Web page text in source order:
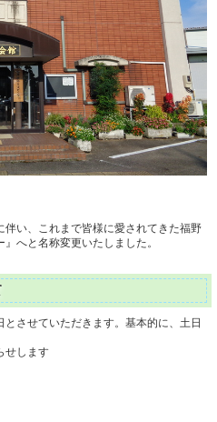
伴い、これまで皆様に愛されてきた福野
へと名称変更いたしました。
させていただきます。基本的に、土日
せします